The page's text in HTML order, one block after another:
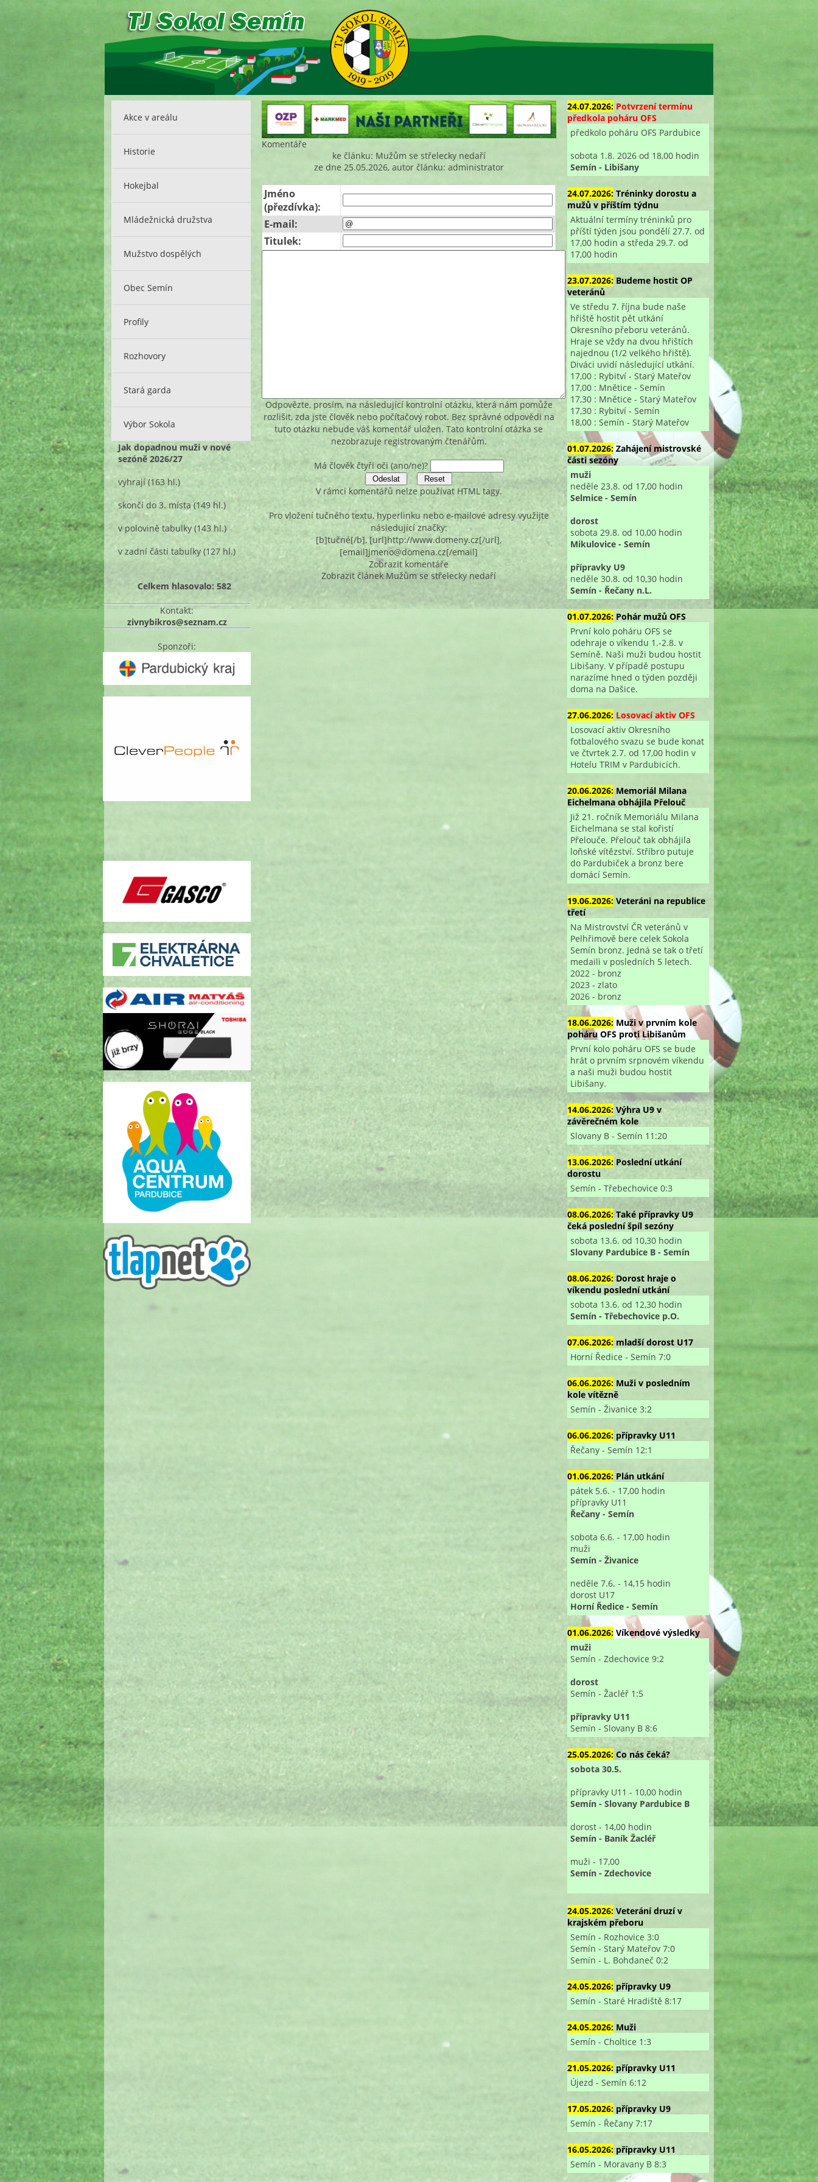
Akce v areálu
Historie
Hokejbal
Mládežnická družstva
Mužstvo dospělých
Obec Semín
Profily
Rozhovory
Stará garda
Výbor Sokola
Jak dopadnou muži v nové
sezóně 2026/27
vyhrají (163 hl.)
skončí do 3. místa(149 hl.)
v polovině tabulky (143 hl.)
v zadní části tabulky (127 hl.)
Celkem hlasovalo: 582
Kontakt:
zivnybikros@seznam.cz
Sponzoři:
Komentáře
ke článku: Mužům se střelecky nedaří
ze dne 25.05.2026, autor článku: administrator
Jméno
(přezdívka):
E-mail:
Titulek:
Odpovězte, prosím, na následující kontrolní otázku, která nám pomůže
rozlišit, zda jste člověk nebo počítačový robot. Bez správné odpovědi na
tuto otázku nebude váš komentář uložen. Tato kontrolní otázka se
nezobrazuje registrovaným čtenářům.
Má člověk čtyři oči (ano/ne)?
V rámci komentářů nelze používat HTML tagy.
Pro vložení tučného textu, hyperlinku nebo e-mailové adresy využijte
následující značky:
[b]tučné[/b], [url]http://www.domeny.cz[/url],
[email]jmeno@domena.cz[/email]
Zobrazit komentáře
Zobrazit článek Mužům se střelecky nedaří
24.07.2026: Potvrzení termínu
předkola poháru OFS
předkolo poháru OFS Pardubice
sobota 1.8. 2026 od 18,00 hodin
Semín - Libišany
24.07.2026: Tréninky dorostu a
mužů v příštím týdnu
Aktuální termíny tréninků pro
příští týden jsou pondělí 27.7. od
17,00 hodin a středa 29.7. od
17,00 hodin
23.07.2026: Budeme hostit OP
veteránů
Ve středu 7. října bude naše
hřiště hostit pět utkání
Okresního přeboru veteránů.
Hraje se vždy na dvou hřištích
najednou (1/2 velkého hřiště).
Diváci uvidí následující utkání.
17,00 : Rybitví - Starý Mateřov
17,00 : Mnětice - Semín
17,30 : Mnětice - Starý Mateřov
17,30 : Rybitví - Semín
18,00 : Semín - Starý Mateřov
01.07.2026: Zahájení mistrovské
části sezóny
muži
neděle 23.8. od 17,00 hodin
Selmice - Semín
dorost
sobota 29.8. od 10,00 hodin
Mikulovice - Semín
přípravky U9
neděle 30.8. od 10,30 hodin
Semín - Řečany n.L.
01.07.2026: Pohár mužů OFS
První kolo poháru OFS se
odehraje o víkendu 1.-2.8. v
Semíně. Naši muži budou hostit
Libišany. V případě postupu
narazíme hned o týden později
doma na Dašice.
27.06.2026: Losovací aktiv OFS
Losovací aktiv Okresního
fotbalového svazu se bude konat
ve čtvrtek 2.7. od 17,00 hodin v
Hotelu TRIM v Pardubicích.
20.06.2026: Memoriál Milana
Eichelmana obhájila Přelouč
Již 21. ročník Memoriálu Milana
Eichelmana se stal kořistí
Přelouče. Přelouč tak obhájila
loňské vítězství. Stříbro putuje
do Pardubiček a bronz bere
domácí Semín.
19.06.2026: Veteráni na republice
třetí
Na Mistrovství ČR veteránů v
Pelhřimově bere celek Sokola
Semín bronz. Jedná se tak o třetí
medaili v posledních 5 letech.
2022 - bronz
2023 - zlato
2026 - bronz
18.06.2026: Muži v prvním kole
poháru OFS proti Libišanům
První kolo poháru OFS se bude
hrát o prvním srpnovém víkendu
a naši muži budou hostit
Libišany.
14.06.2026: Výhra U9 v
závěrečném kole
Slovany B - Semín 11:20
13.06.2026: Poslední utkání
dorostu
Semín - Třebechovice 0:3
08.06.2026: Také přípravky U9
čeká poslední špíl sezóny
sobota 13.6. od 10,30 hodin
Slovany Pardubice B - Semín
08.06.2026: Dorost hraje o
víkendu poslední utkání
sobota 13.6. od 12,30 hodin
Semín - Třebechovice p.O.
07.06.2026: mladší dorost U17
Horní Ředice - Semín 7:0
06.06.2026: Muži v posledním
kole vítězně
Semín - Živanice 3:2
06.06.2026: přípravky U11
Řečany - Semín 12:1
01.06.2026: Plán utkání
pátek 5.6. - 17,00 hodin
přípravky U11
Řečany - Semín
sobota 6.6. - 17,00 hodin
muži
Semín - Živanice
neděle 7.6. - 14,15 hodin
dorost U17
Horní Ředice - Semín
01.06.2026: Víkendové výsledky
muži
Semín - Zdechovice 9:2
dorost
Semín - Žacléř 1:5
přípravky U11
Semín - Slovany B 8:6
25.05.2026: Co nás čeká?
sobota 30.5.
přípravky U11 - 10,00 hodin
Semín - Slovany Pardubice B
dorost - 14,00 hodin
Semín - Baník Žacléř
muži - 17,00
Semín - Zdechovice
24.05.2026: Veterání druzí v
krajském přeboru
Semín - Rozhovice 3:0
Semín - Starý Mateřov 7:0
Semín - L. Bohdaneč 0:2
24.05.2026: přípravky U9
Semín - Staré Hradiště 8:17
24.05.2026: Muži
Semín - Choltice 1:3
21.05.2026: přípravky U11
Újezd - Semín 6:12
17.05.2026: přípravky U9
Semín - Řečany 7:17
16.05.2026: přípravky U11
Semín - Moravany B 8:3